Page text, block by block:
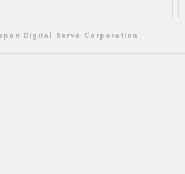
Digital Serve Corporation